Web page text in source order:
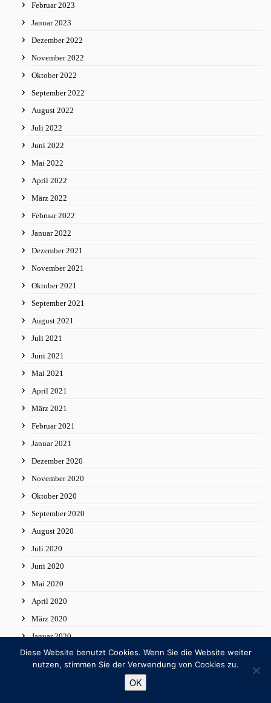
Februar 2023
Januar 2023
Dezember 2022
November 2022
Oktober 2022
September 2022
August 2022
Juli 2022
Juni 2022
Mai 2022
April 2022
März 2022
Februar 2022
Januar 2022
Dezember 2021
November 2021
Oktober 2021
September 2021
August 2021
Juli 2021
Juni 2021
Mai 2021
April 2021
März 2021
Februar 2021
Januar 2021
Dezember 2020
November 2020
Oktober 2020
September 2020
August 2020
Juli 2020
Juni 2020
Mai 2020
April 2020
März 2020
Januar 2020
Dezember 2019
November 2019
Diese Website benutzt Cookies. Wenn Sie die Website weiter
nutzen, stimmen Sie der Verwendung von Cookies zu.
OK